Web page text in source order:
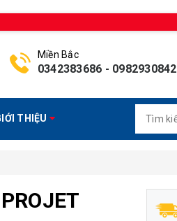
Miền Bắc
0342383686 - 0982930842
THIỆU